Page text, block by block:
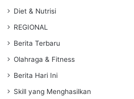
Diet & Nutrisi
REGIONAL
Berita Terbaru
Olahraga & Fitness
Berita Hari Ini
Skill yang Menghasilkan